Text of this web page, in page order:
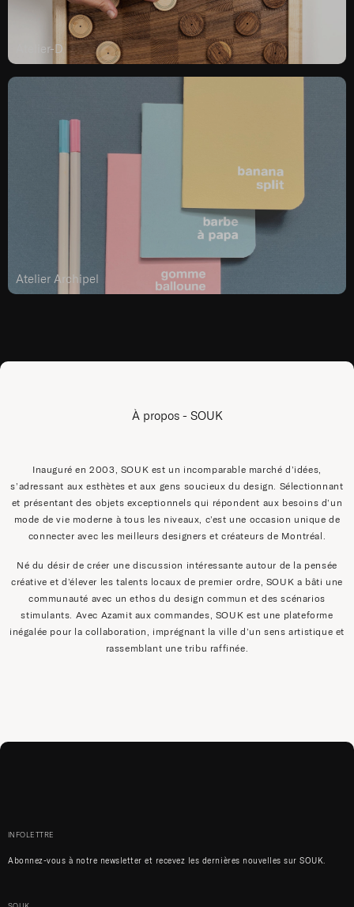
Atelier-D
Atelier Archipel
À propos - SOUK
Inauguré en 2003, SOUK est un incomparable marché d’idées,
s’adressant aux esthètes et aux gens soucieux du design. Sélectionnant
et présentant des objets exceptionnels qui répondent aux besoins d’un
mode de vie moderne à tous les niveaux, c’est une occasion unique de
connecter avec les meilleurs designers et créateurs de Montréal.
Né du désir de créer une discussion intéressante autour de la pensée
créative et d’élever les talents locaux de premier ordre, SOUK a bâti une
communauté avec un ethos du design commun et des scénarios
stimulants. Avec Azamit aux commandes, SOUK est une plateforme
inégalée pour la collaboration, imprégnant la ville d’un sens artistique et
rassemblant une tribu raffinée.
INFOLETTRE
Abonnez-vous à notre newsletter et recevez les dernières nouvelles sur SOUK.